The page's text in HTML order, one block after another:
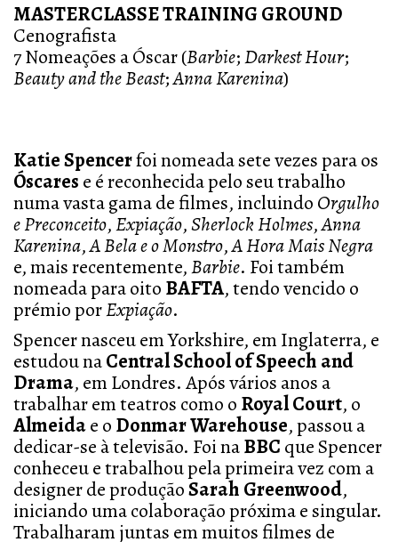
MASTERCLASSE TRAINING GROUND
Cenografista
7 Nomeações a Óscar (Barbie;Darkest Hour;
Beauty and the Beast;Anna Karenina)
Katie Spencerfoi nomeada sete vezes para os
Óscares e é reconhecida pelo seu trabalho
numa vasta gama de filmes, incluindo Orgulho
e Preconceito,Expiação,Sherlock Holmes,Anna
Karenina,A Bela e o Monstro,A Hora Mais Negra
e, mais recentemente,Barbie. Foi também
nomeada para oito BAFTA, tendo vencido o
prémio porExpiação.
Spencer nasceu em Yorkshire, em Inglaterra, e
estudou naCentral School of Speech and
Drama, em Londres. Após vários anos a
trabalhar em teatros como o Royal Court, o
Almeidae o Donmar Warehouse, passou a
dedicar-se à televisão. Foi naBBC que Spencer
conheceu e trabalhou pela primeira vez com a
designer de produçãoSarah Greenwood,
iniciando uma colaboração próxima e singular.
Trabalharam juntas em muitos filmes de